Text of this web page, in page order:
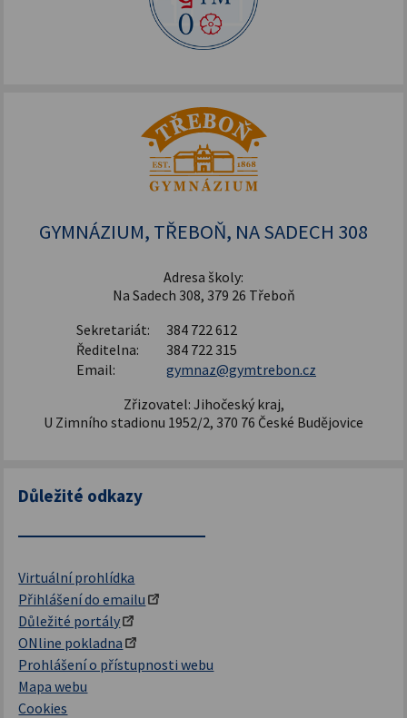
GYMNÁZIUM, TŘEBOŇ, NA SADECH 308
Adresa školy:
Na Sadech 308, 379 26 Třeboň
Sekretariát:
384 722 612
Ředitelna:
384 722 315
Email:
gymnaz@gymtrebon.cz
Zřizovatel: Jihočeský kraj,
U Zimního stadionu 1952/2, 370 76 České Budějovice
Důležité odkazy
Virtuální prohlídka
Přihlášení do emailu
Důležité portály
ONline pokladna
Prohlášení o přístupnosti webu
Mapa webu
Cookies